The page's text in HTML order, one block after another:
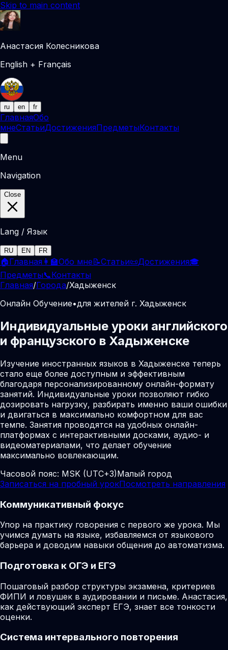
Skip to main content
Анастасия Колесникова
English + Français
ru en fr
ГлавнаяОбо
мнеСтатьиДостиженияПредметыКонтакты
Menu
Navigation
Close
Lang / Язык
RU EN FR
🏠Главная 👩‍🏫Обо мне📝Статьи📜Достижения🎓
Предметы📞Контакты
Главная/Города/Хадыженск
Онлайн Обучение•для жителей г. Хадыженск
Индивидуальные уроки английского
и французского в Хадыженске
Изучение иностранных языков в Хадыженске теперь
стало еще более доступным и эффективным
благодаря персонализированному онлайн-формату
занятий. Индивидуальные уроки позволяют гибко
дозировать нагрузку, разбирать именно ваши ошибки
и двигаться в максимально комфортном для вас
темпе. Занятия проводятся на удобных онлайн-
платформах с интерактивными досками, аудио- и
видеоматериалами, что делает обучение
максимально вовлекающим.
Часовой пояс: MSK (UTC+3)Малый город
Записаться на пробный урокПосмотреть направления
Коммуникативный фокус
Упор на практику говорения с первого же урока. Мы
учимся думать на языке, избавляемся от языкового
барьера и доводим навыки общения до автоматизма.
Подготовка к ОГЭ и ЕГЭ
Пошаговый разбор структуры экзамена, критериев
ФИПИ и ловушек в аудировании и письме. Анастасия,
как действующий эксперт ЕГЭ, знает все тонкости
оценки.
Система интервального повторения